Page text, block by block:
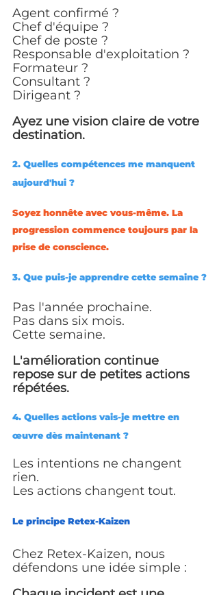
Agent confirmé ?
Chef d'équipe ?
Chef de poste ?
Responsable d'exploitation ?
Formateur ?
Consultant ?
Dirigeant ?
Ayez une vision claire de votre
destination.
2. Quelles compétences me manquent
aujourd'hui ?
Soyez honnête avec vous-même. La
progression commence toujours par la
prise de conscience.
3. Que puis-je apprendre cette semaine ?
Pas l'année prochaine.
Pas dans six mois.
Cette semaine.
L'amélioration continue
repose sur de petites actions
répétées.
4. Quelles actions vais-je mettre en
œuvre dès maintenant ?
Les intentions ne changent
rien.
Les actions changent tout.
Le principe Retex-Kaizen
Chez Retex-Kaizen, nous
défendons une idée simple :